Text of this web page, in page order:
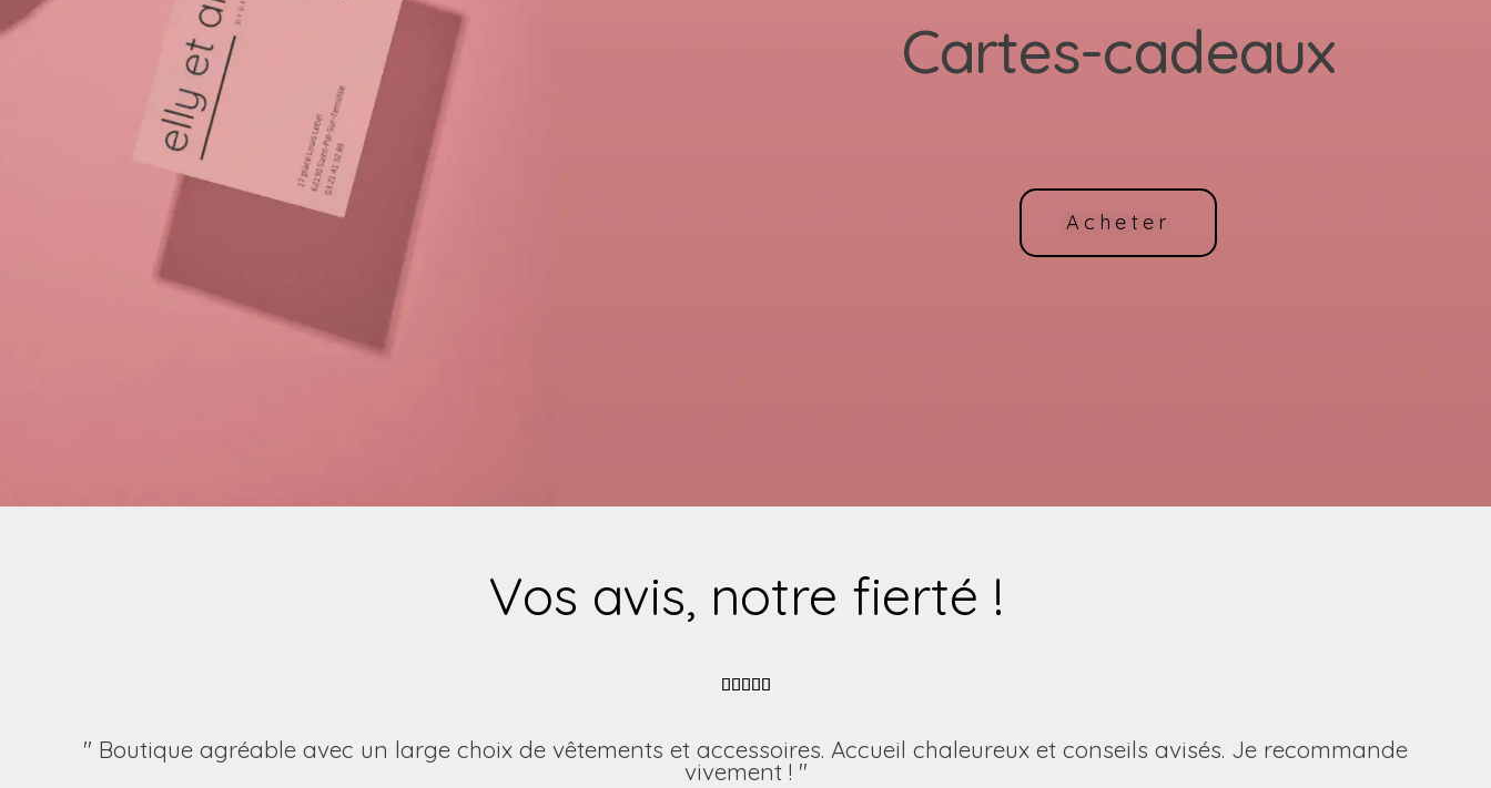
Cartes-cadeaux
Acheter
Vos avis, notre fierté !
    
" Boutique agréable avec un large choix de vêtements et accessoires. Accueil chaleureux et conseils avisés. Je recommande
vivement ! "